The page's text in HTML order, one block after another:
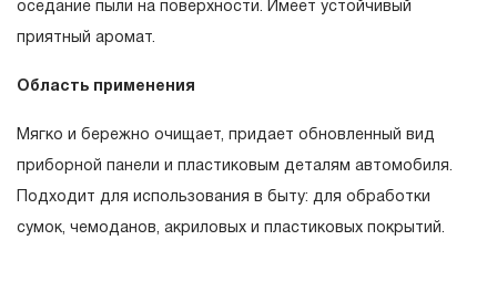
оседание пыли на поверхности. Имеет устойчивый
приятный аромат.
Область применения
Мягко и бережно очищает, придает обновленный вид
приборной панели и пластиковым деталям автомобиля.
Подходит для использования в быту: для обработки
сумок, чемоданов, акриловых и пластиковых покрытий.